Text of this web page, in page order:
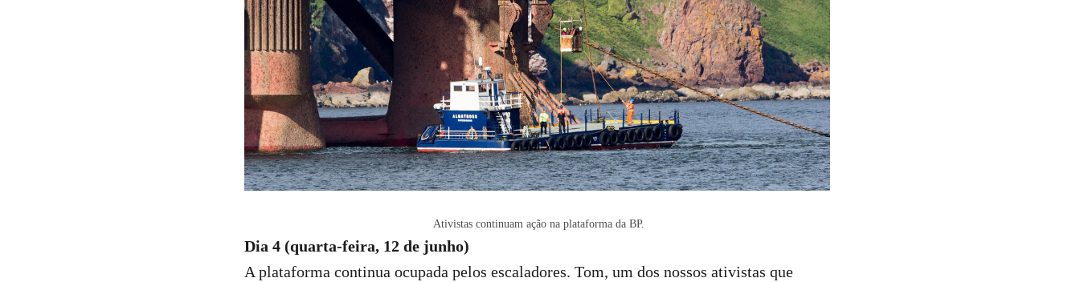
Ativistas continuam ação na plataforma da BP.
Dia 4 (quarta-feira, 12 de junho)
A plataforma continua ocupada pelos escaladores. Tom, um dos nossos ativistas que